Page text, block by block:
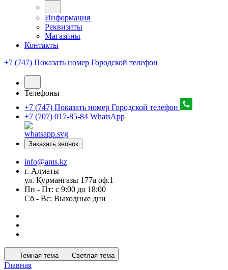
Информация
Реквизиты
Магазины
Контакты
+7 (747) Показать номер Городской телефон
Телефоны
+7 (747) Показать номер Городской телефон
+7 (707) 017-85-84 WhatsApp
Заказать звонок
info@ants.kz
г. Алматы
ул. Курмангазы 177а оф.1
Пн - Пт: с 9:00 до 18:00
Сб - Вс: Выходные дни
Темная тема Светлая тема
Главная